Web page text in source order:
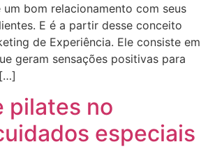
bom relacionamento com seus
E é a partir desse conceito
de Experiência. Ele consiste em
geram sensações positivas para
pilates no
especiais